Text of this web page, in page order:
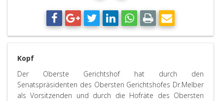
Kopf
Der Oberste Gerichtshof hat durch den
Senatspräsidenten des Obersten Gerichtshofes Dr.Melber
als Vorsitzenden und durch die Hofräte des Obersten